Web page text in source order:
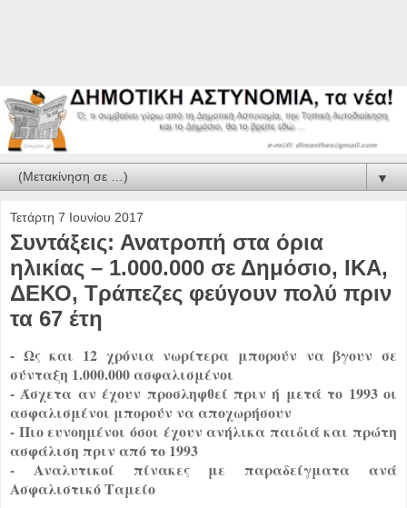
▼
Τετάρτη 7 Ιουνίου 2017
Συντάξεις: Ανατροπή στα όρια
ηλικίας – 1.000.000 σε Δημόσιο, ΙΚΑ,
ΔΕΚΟ, Τράπεζες φεύγουν πολύ πριν
τα 67 έτη
- Ως και 12 χρόνια νωρίτερα μπορούν να βγουν σε
σύνταξη 1.000.000 ασφαλισμένοι
- Άσχετα αν έχουν προσληφθεί πριν ή μετά το 1993 οι
ασφαλισμένοι μπορούν να αποχωρήσουν
- Πιο ευνοημένοι όσοι έχουν ανήλικα παιδιά και πρώτη
ασφάλιση πριν από το 1993
- Αναλυτικοί πίνακες με παραδείγματα ανά
Ασφαλιστικό Ταμείο